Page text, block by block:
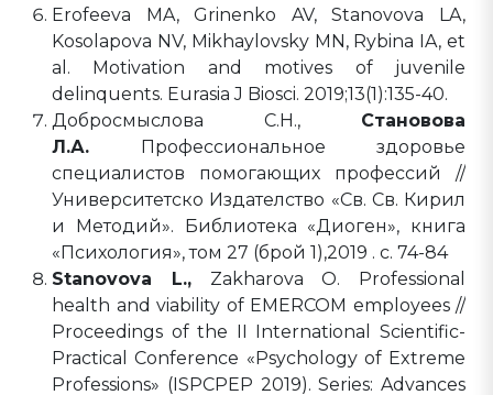
Erofeeva MA, Grinenko AV, Stanovova LA,
Kosolapova NV, Mikhaylovsky MN, Rybina IA, et
al. Motivation and motives of juvenile
delinquents. Eurasia J Biosci. 2019;13(1):135-40.
Добросмыслова С.Н., Становова
Л.А. Профессиональное здоровье
специалистов помогающих профессий //
Университетско Издателство «Св. Св. Кирил
и Методий». Библиотека «Диоген», книга
«Психология», том 27 (брой 1),2019 . с. 74-84
Stanovova L.,Zakharova O. Professional
health and viability of EMERCOM employees //
Proceedings of the II International Scientific-
Practical Conference «Psychology of Extreme
Professions» (ISPCPEP 2019). Series: Advances